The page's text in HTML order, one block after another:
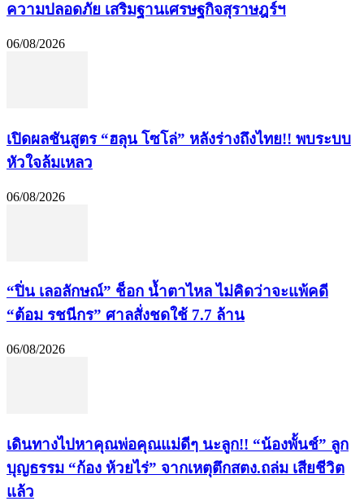
ความปลอดภัย เสริมฐานเศรษฐกิจสุราษฎร์ฯ
06/08/2026
เปิดผลชันสูตร “ฮลุน โซโล่” หลังร่างถึงไทย!! พบระบบ
หัวใจล้มเหลว
06/08/2026
“ปิ่น เลอลักษณ์” ช็อก น้ำตาไหล ไม่คิดว่าจะแพ้คดี
“ต้อม รชนีกร” ศาลสั่งชดใช้ 7.7 ล้าน
06/08/2026
เดินทางไปหาคุณพ่อคุณแม่ดีๆ นะลูก!! “น้องพั้นช์” ลูก
บุญธรรม “ก้อง ห้วยไร่” จากเหตุตึกสตง.ถล่ม เสียชีวิต
แล้ว